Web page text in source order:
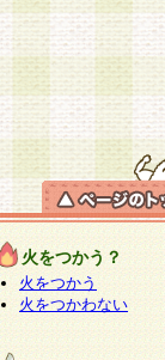
火をつかう？
火をつかう
火をつかわない